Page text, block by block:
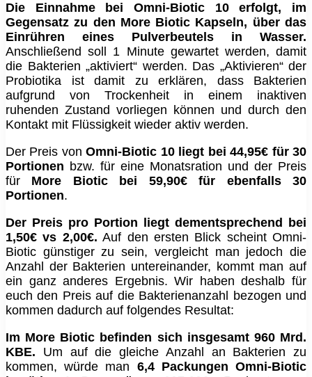
Die Einnahme bei Omni-Biotic 10 erfolgt, im
Gegensatz zu den More Biotic Kapseln, über das
Einrühren eines Pulverbeutels in Wasser.
Anschließend soll 1 Minute gewartet werden, damit
die Bakterien „aktiviert“ werden. Das „Aktivieren“ der
Probiotika ist damit zu erklären, dass Bakterien
aufgrund von Trockenheit in einem inaktiven
ruhenden Zustand vorliegen können und durch den
Kontakt mit Flüssigkeit wieder aktiv werden.
Der Preis von Omni-Biotic 10 liegt bei 44,95€ für 30
Portionen bzw. für eine Monatsration und der Preis
für More Biotic bei 59,90€ für ebenfalls 30
Portionen.
Der Preis pro Portion liegt dementsprechend bei
1,50€ vs 2,00€. Auf den ersten Blick scheint Omni-
Biotic günstiger zu sein, vergleicht man jedoch die
Anzahl der Bakterien untereinander, kommt man auf
ein ganz anderes Ergebnis. Wir haben deshalb für
euch den Preis auf die Bakterienanzahl bezogen und
kommen dadurch auf folgendes Resultat:
Im More Biotic befinden sich insgesamt 960 Mrd.
KBE. Um auf die gleiche Anzahl an Bakterien zu
kommen, würde man 6,4 Packungen Omni-Biotic